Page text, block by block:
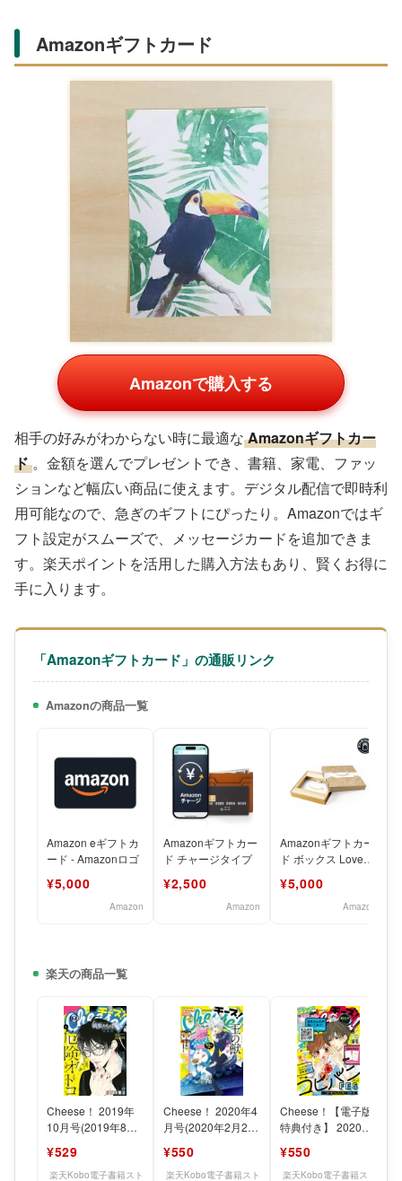
Amazonギフトカード
Amazonで購入する
相手の好みがわからない時に最適な Amazonギフトカー
ド 。金額を選んでプレゼントでき、書籍、家電、ファッ
ションなど幅広い商品に使えます。デジタル配信で即時利
用可能なので、急ぎのギフトにぴったり。Amazonではギ
フト設定がスムーズで、メッセージカードを追加できま
す。楽天ポイントを活用した購入方法もあり、賢くお得に
手に入ります。
「Amazonギフトカード」の通販リンク
Amazonの商品一覧
Amazon eギフトカ
ード - Amazonロゴ
¥5,000
Amazon
Amazonギフトカー
ド チャージタイプ
¥2,500
Amazon
Amazonギフトカー
ド ボックス Lovery
¥5,000
Amazon
楽天の商品一覧
Cheese！ 2019年
10月号(2019年8月
籍】[
¥529
楽天Kobo電子書籍スト
Cheese！ 2020年4
月号(2020年2月22
籍】[ C
¥550
楽天Kobo電子書籍スト
Cheese！【電子版
特典付き】 2020年
日発売)
¥550
楽天Kobo電子書籍スト